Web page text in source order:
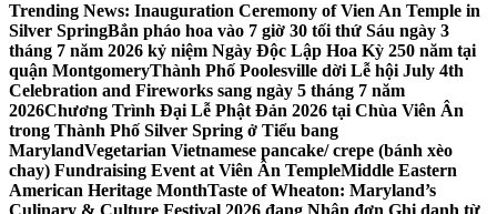
Trending News: Inauguration Ceremony of Vien An Temple in
Silver SpringBắn pháo hoa vào 7 giờ 30 tối thứ Sáu ngày 3
tháng 7 năm 2026 kỷ niệm Ngày Độc Lập Hoa Kỳ 250 năm tại
quận MontgomeryThành Phố Poolesville dời Lễ hội July 4th
Celebration and Fireworks sang ngày 5 tháng 7 năm
2026Chương Trình Đại Lễ Phật Đản 2026 tại Chùa Viên Ân
trong Thành Phố Silver Spring ở Tiểu bang
MarylandVegetarian Vietnamese pancake/ crepe (bánh xèo
chay) Fundraising Event at Viên Ân TempleMiddle Eastern
American Heritage MonthTaste of Wheaton: Maryland’s